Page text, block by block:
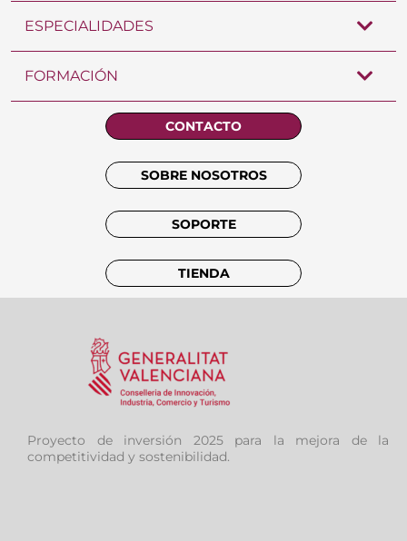
ESPECIALIDADES
FORMACIÓN
CONTACTO
SOBRE NOSOTROS
SOPORTE
TIENDA
Proyecto de inversión 2025 para la mejora de la
competitividad y sostenibilidad.